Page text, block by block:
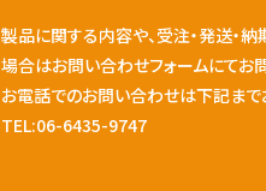
製品に関する内容や、受注・発送・
場合はお問い合わせフォームにてお
お電話でのお問い合わせは下記まで
TEL:06-6435-9747